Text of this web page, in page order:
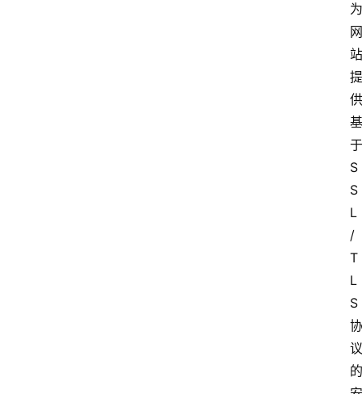
为
网
站
提
供
基
于
S
S
L
/
T
L
S
协
议
的